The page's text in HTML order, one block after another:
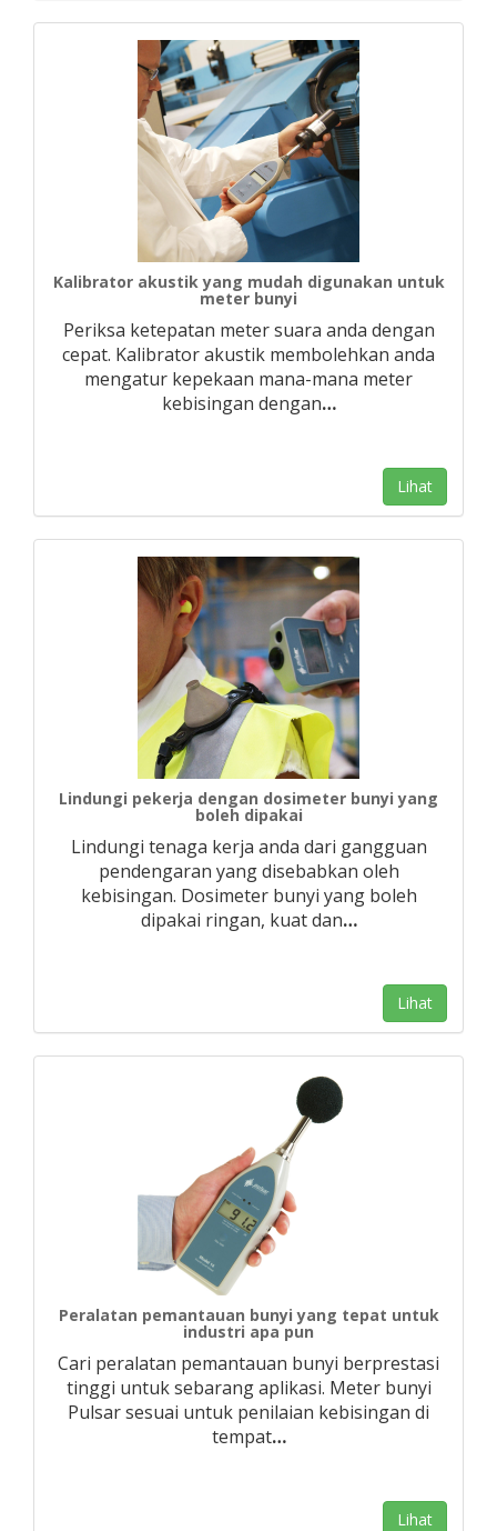
Kalibrator akustik yang mudah digunakan untuk
meter bunyi
Periksa ketepatan meter suara anda dengan
cepat. Kalibrator akustik membolehkan anda
mengatur kepekaan mana-mana meter
kebisingan dengan…
Lihat
Lindungi pekerja dengan dosimeter bunyi yang
boleh dipakai
Lindungi tenaga kerja anda dari gangguan
pendengaran yang disebabkan oleh
kebisingan. Dosimeter bunyi yang boleh
dipakai ringan, kuat dan…
Lihat
Peralatan pemantauan bunyi yang tepat untuk
industri apa pun
Cari peralatan pemantauan bunyi berprestasi
tinggi untuk sebarang aplikasi. Meter bunyi
Pulsar sesuai untuk penilaian kebisingan di
tempat…
Lihat